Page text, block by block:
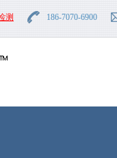
测 186-7070-6900